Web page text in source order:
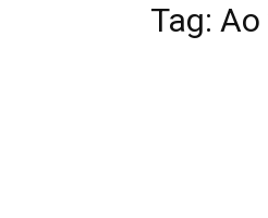
Tag: Ao